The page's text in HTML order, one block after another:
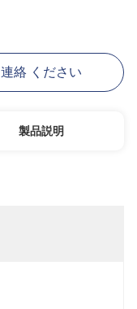
連絡 ください
製品説明